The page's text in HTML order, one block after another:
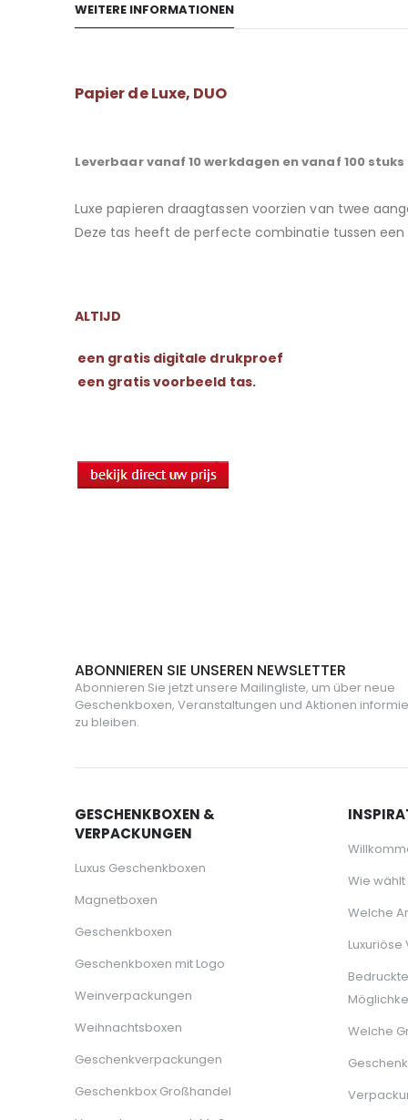
WEITERE INFORMATIONEN
Papier de Luxe, DUO
Leverbaar vanaf 10 werkdagen en vanaf 100 stuks
Luxe papieren draagtassen voorzien van twee
Deze tas heeft de perfecte combinatie tussen
ALTIJD
een gratis digitale drukproef
een gratis voorbeeld tas.
ABONNIEREN SIE UNSEREN NEWSLETTER
Abonnieren Sie jetzt unsere Mailingliste, um über neue
Geschenkboxen, Veranstaltungen und Aktionen
zu bleiben.
GESCHENKBOXEN &
VERPACKUNGEN
Luxus Geschenkboxen
Magnetboxen
Geschenkboxen
Geschenkboxen mit Logo
Weinverpackungen
Weihnachtsboxen
Geschenkverpackungen
Geschenkbox Großhandel
Wie
Welche
Welche